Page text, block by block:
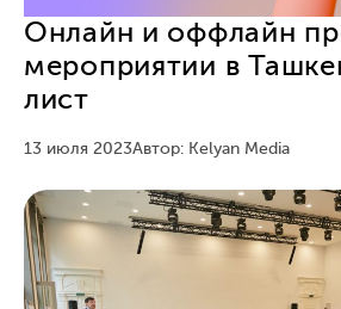
Онлайн и оффлайн
мероприятии в
лист
13 июля 2023Автор: Kelyan Media